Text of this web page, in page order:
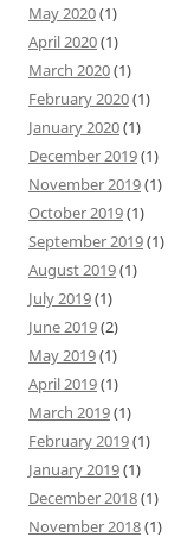
May 2020(1)
April 2020(1)
March 2020(1)
February 2020(1)
January 2020(1)
December 2019(1)
November 2019(1)
October 2019(1)
September 2019(1)
August 2019(1)
July 2019(1)
June 2019(2)
May 2019(1)
April 2019(1)
March 2019(1)
February 2019(1)
January 2019(1)
December 2018(1)
November 2018(1)